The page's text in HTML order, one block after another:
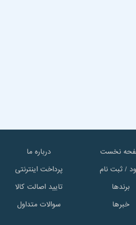
درباره ما
پرداخت اینترنتی
تایید اصالت کالا
سوالات متداول
نخست
/ ثبت نام
برندها
خبرها